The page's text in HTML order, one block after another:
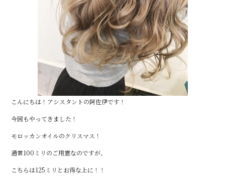
こんにちは！アシスタントの阿佐伊です！
今回もやってきました！
モロッカンオイルのクリスマス！
通常100ミリのご用意なのですが、
こちらは125ミリとお得な上に！！